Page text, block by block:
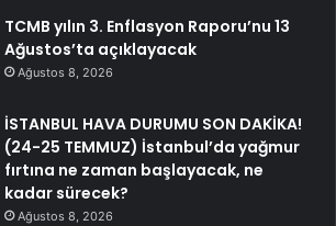
TCMB yılın 3. Enflasyon Raporu’nu 13
Ağustos’ta açıklayacak
Ağustos 8, 2026
İSTANBUL HAVA DURUMU SON DAKİKA!
(24-25 TEMMUZ) İstanbul’da yağmur
fırtına ne zaman başlayacak, ne
kadar sürecek?
Ağustos 8, 2026